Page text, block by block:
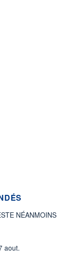
NÉANMOINS
aout.